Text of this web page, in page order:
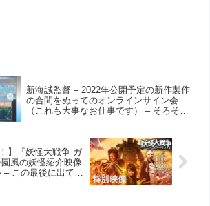
新海誠監督 – 2022年公開予定の新作製作
の合間をぬってのオンラインサイン会
（これも大事なお仕事です） – そろそろ
】『妖怪大戦争 ガ
風の妖怪紹介映像
– この最後に出てく